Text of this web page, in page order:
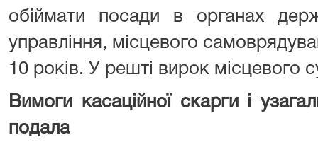
обіймати посади в органах
управління, місцевого
10 років. У решті вирок місцевого
Вимоги касаційної скарги і
подала